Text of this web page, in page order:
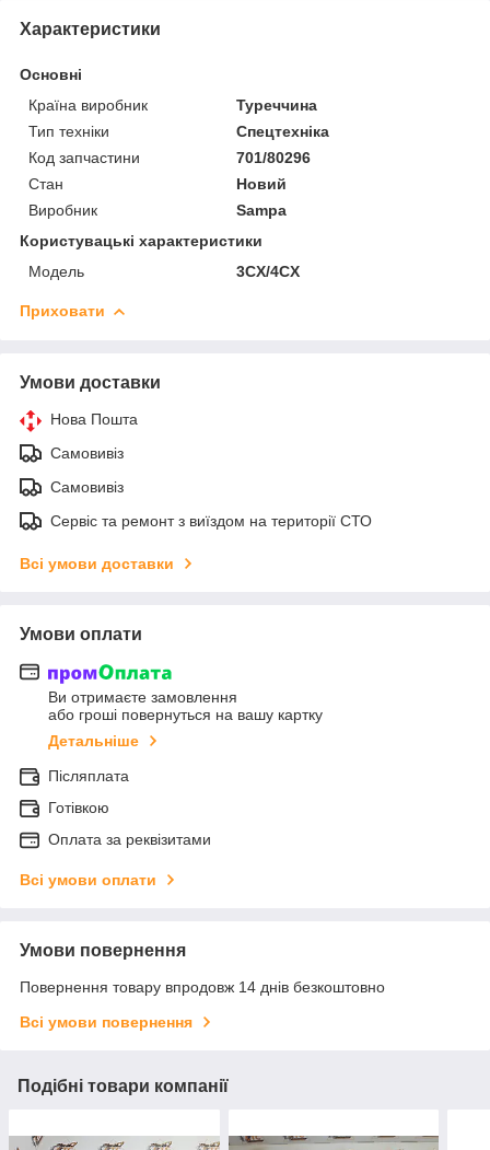
Характеристики
Основні
Країна виробник
Туреччина
Тип техніки
Спецтехніка
Код запчастини
701/80296
Стан
Новий
Виробник
Sampa
Користувацькі характеристики
Модель
3CX/4CX
Приховати
Умови доставки
Нова Пошта
Самовивіз
Самовивіз
Сервіс та ремонт з виїздом на території СТО
Всі умови доставки
Умови оплати
Ви отримаєте замовлення
або гроші повернуться на вашу картку
Детальніше
Післяплата
Готівкою
Оплата за реквізитами
Всі умови оплати
Умови повернення
Повернення товару впродовж 14 днів безкоштовно
Всі умови повернення
Подібні товари компанії